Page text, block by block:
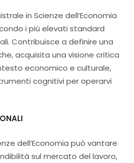
in Scienze dell’Economia
i più elevati standard
Contribuisce a definire una
acquisita una visione critica
economico e culturale,
cognitivi per operarvi
dell’Economia può vantare
sul mercato del lavoro,